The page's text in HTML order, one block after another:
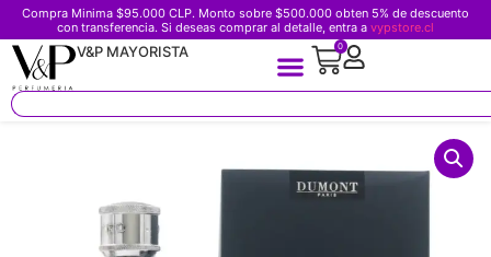
Compra Minima $95.000 CLP. Monto sobre $500.000 obten 5% de descuento
con transferencia. Si deseas comprar al detalle, entra a vypstore.cl
V&P MAYORISTA 0